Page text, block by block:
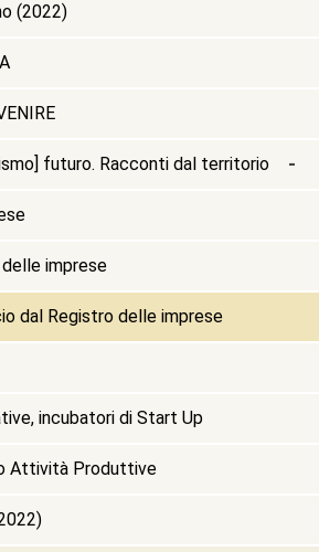
(2022)
futuro. Racconti dal territorio
imprese
dal Registro delle imprese
incubatori di Start Up
Attività Produttive